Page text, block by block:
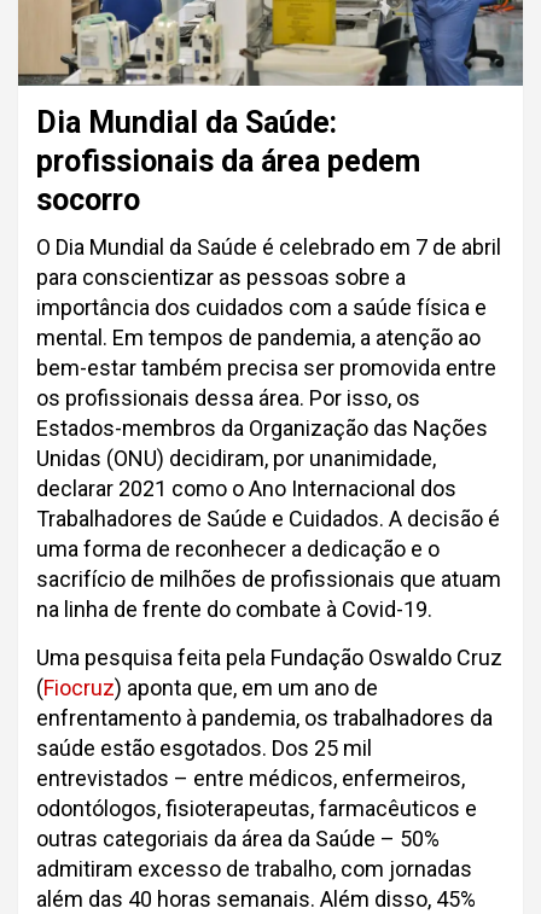
Dia Mundial da Saúde:
profissionais da área pedem
socorro
O Dia Mundial da Saúde é celebrado em 7 de abril
para conscientizar as pessoas sobre a
importância dos cuidados com a saúde física e
mental. Em tempos de pandemia, a atenção ao
bem-estar também precisa ser promovida entre
os profissionais dessa área. Por isso, os
Estados-membros da Organização das Nações
Unidas (ONU) decidiram, por unanimidade,
declarar 2021 como o Ano Internacional dos
Trabalhadores de Saúde e Cuidados. A decisão é
uma forma de reconhecer a dedicação e o
sacrifício de milhões de profissionais que atuam
na linha de frente do combate à Covid-19.
Uma pesquisa feita pela Fundação Oswaldo Cruz
(Fiocruz) aponta que, em um ano de
enfrentamento à pandemia, os trabalhadores da
saúde estão esgotados. Dos 25 mil
entrevistados – entre médicos, enfermeiros,
odontólogos, fisioterapeutas, farmacêuticos e
outras categoriais da área da Saúde – 50%
admitiram excesso de trabalho, com jornadas
além das 40 horas semanais. Além disso, 45%